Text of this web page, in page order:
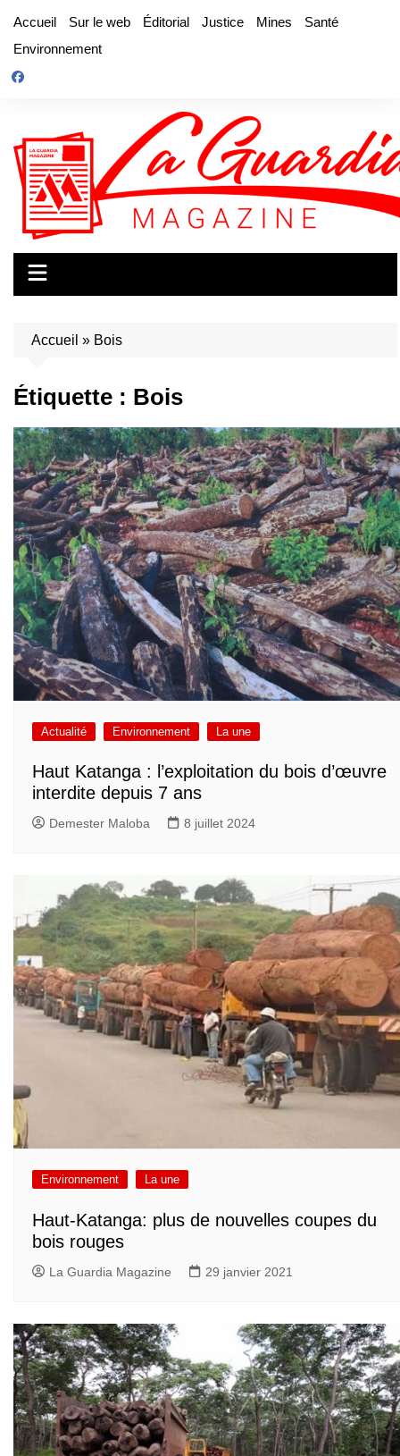
contenu
Accueil Sur le web Éditorial Justice Mines
Santé
Environnement
Accueil » Bois
Étiquette : Bois
Actualité Environnement La une
Haut Katanga : l’exploitation du bois d’œuvre
interdite depuis 7 ans
Demester Maloba 8 juillet 2024
Environnement La une
Haut-Katanga: plus de nouvelles coupes du
bois rouges
La Guardia Magazine 29 janvier 2021